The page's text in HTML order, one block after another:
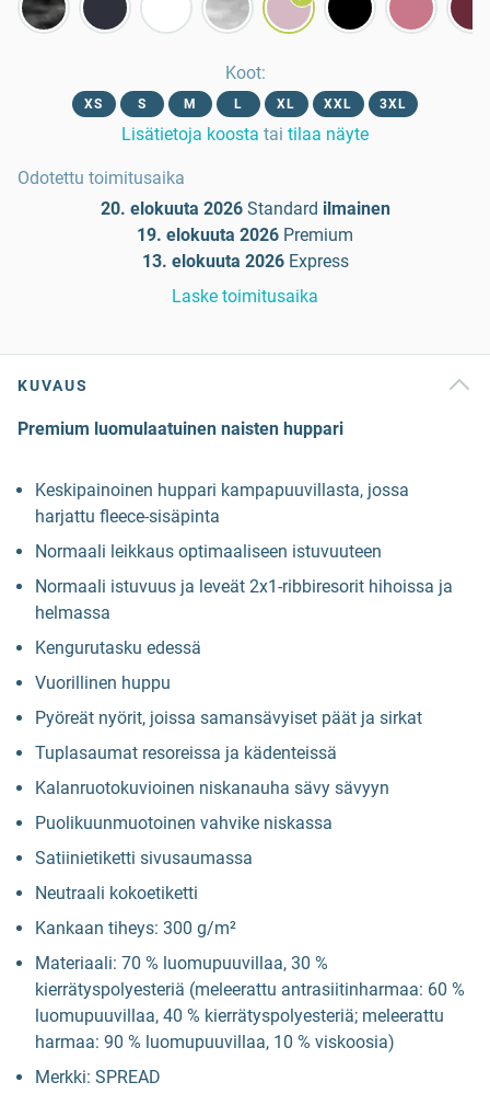
Koot:
XS S M L XL XXL 3XL
Lisätietoja koosta tai tilaa näyte
Odotettu toimitusaika
20. elokuuta 2026 Standard ilmainen
19. elokuuta 2026 Premium
13. elokuuta 2026 Express
Laske toimitusaika
KUVAUS
Premium luomulaatuinen naisten huppari
Keskipainoinen huppari kampapuuvillasta, jossa
harjattu fleece-sisäpinta
Normaali leikkaus optimaaliseen istuvuuteen
Normaali istuvuus ja leveät 2x1-ribbiresorit hihoissa ja
helmassa
Kengurutasku edessä
Vuorillinen huppu
Pyöreät nyörit, joissa samansävyiset päät ja sirkat
Tuplasaumat resoreissa ja kädenteissä
Kalanruotokuvioinen niskanauha sävy sävyyn
Puolikuunmuotoinen vahvike niskassa
Satiinietiketti sivusaumassa
Neutraali kokoetiketti
Kankaan tiheys: 300 g/m²
Materiaali: 70 % luomupuuvillaa, 30 %
kierrätyspolyesteriä (meleerattu antrasiitinharmaa: 60 %
luomupuuvillaa, 40 % kierrätyspolyesteriä; meleerattu
harmaa: 90 % luomupuuvillaa, 10 % viskoosia)
Merkki: SPREAD